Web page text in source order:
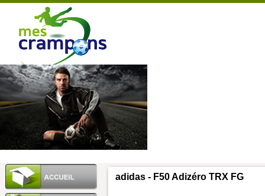
adidas - F50 Adizéro TRX FG